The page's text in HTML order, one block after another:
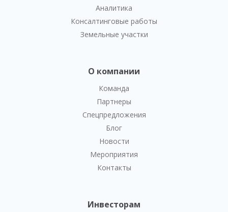
Аналитика
Консалтинговые работы
Земельные участки
О компании
Команда
Партнеры
Спецпредложения
Блог
Новости
Мероприятия
Контакты
Инвесторам